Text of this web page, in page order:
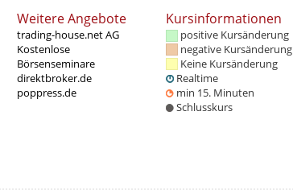
Weitere Angebote
trading-house.net AG
Kostenlose
Börsenseminare
direktbroker.de
poppress.de
Kursinformationen
positive Kursänderung
negative Kursänderung
Keine Kursänderung
Realtime
min 15. Minuten
Schlusskurs